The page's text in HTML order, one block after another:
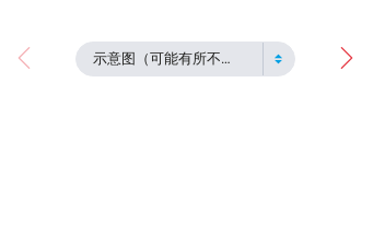
示意图（可能有所不同）